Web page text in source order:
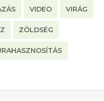
VIDEO VIRÁG
ZÖLDSÉG